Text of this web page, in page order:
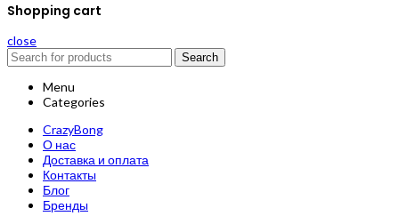
Shopping cart
close
Search
Menu
Categories
CrazyBong
О нас
Доставка и оплата
Контакты
Блог
Бренды